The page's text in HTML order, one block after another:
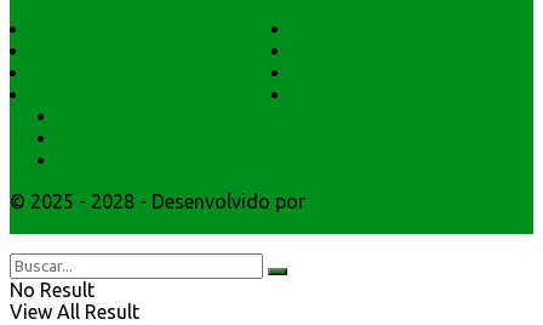
© 2025 - 2028 - Desenvolvido por
No Result
View All Result